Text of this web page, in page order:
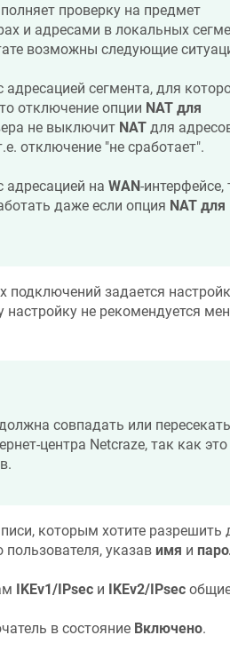
проверку на предмет
и адресами в локальных
возможны следующие
адресацией сегмента, для
отключение опции NAT для
не выключит NATдля
отключение "не сработает".
адресацией на WAN-интерфейсе,
даже если опция NAT для
задается
не рекомендуется
совпадать или
центра Netcraze, так как это
которым хотите разрешить
указав имя и
IKEv1/IPsecи IKEv2/IPsec
в состояние Включено.